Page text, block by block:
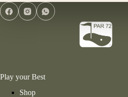
Play your Best
Shop